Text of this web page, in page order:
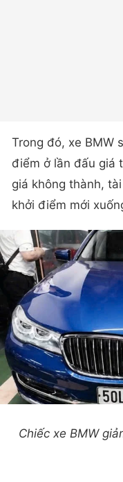
Trong đó, xe BMW
điểm ở lần đấu giá
giá không thành,
khởi điểm mới
Chiếc xe BMW